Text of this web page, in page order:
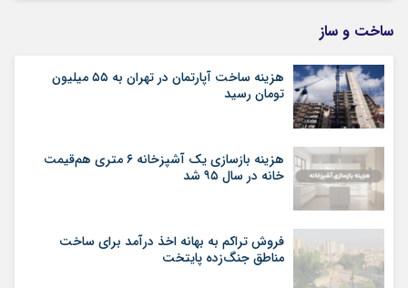
ساخت و ساز
هزینه ساخت آپارتمان در تهران به ۵۵ میلیون
تومان رسید
هزینه بازسازی یک آشپزخانه ۶ متری هم‌قیمت
خانه در سال ۹۵ شد
فروش تراکم به بهانه اخذ درآمد برای ساخت
مناطق جنگ‌زده پایتخت